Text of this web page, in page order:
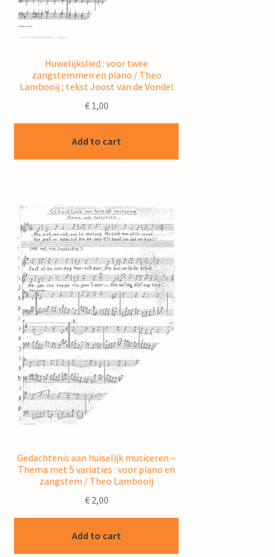
Huwelijkslied : voor twee
zangstemmen en piano / Theo
Lambooij ; tekst Joost van de Vondel
€1,00
Add to cart
Gedachtenis aan huiselijk musiceren –
Thema met 5 variaties : voor piano en
zangstem / Theo Lambooij
€2,00
Add to cart